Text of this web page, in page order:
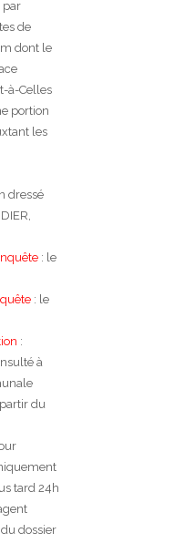
par
de
dont le
à-Celles
portion
les
dressé
: le
: le
:
à
du
tard 24h
dossier